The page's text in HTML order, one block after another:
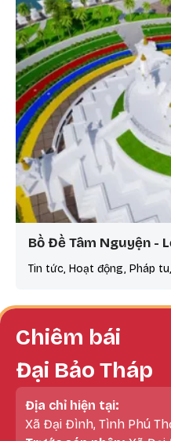
Bồ Đề Tâm Nguyện -
Tin tức, Hoạt động, Pháp
Chiêm bái
Đại Bảo Tháp
Địa chỉ hiện tại:
Xã Đại Đình, Tình Phú